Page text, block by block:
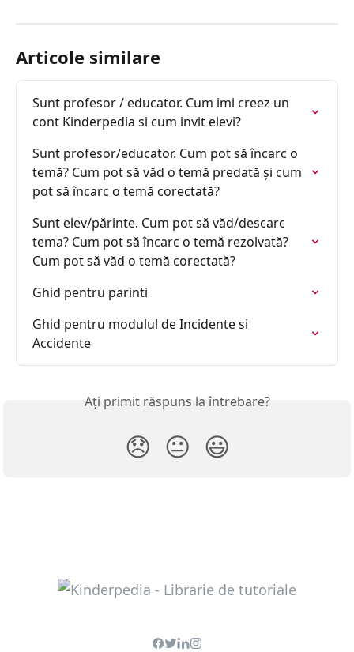
Articole similare
Sunt profesor / educator. Cum imi creez un
cont Kinderpedia si cum invit elevi?
Sunt profesor/educator. Cum pot să încarc o
temă? Cum pot să văd o temă predată și cum
pot să încarc o temă corectată?
Sunt elev/părinte. Cum pot să văd/descarc
tema? Cum pot să încarc o temă rezolvată?
Cum pot să văd o temă corectată?
Ghid pentru parinti
Ghid pentru modulul de Incidente si
Accidente
Ați primit răspuns la întrebare?
😞 😐 😃